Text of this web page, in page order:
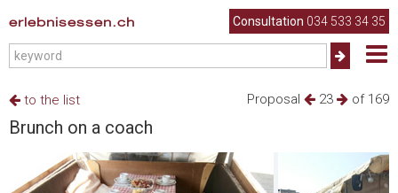
erlebnisessen.ch Consultation 034 533 34 35
Proposal 23 of 169
to the list
Brunch on a coach